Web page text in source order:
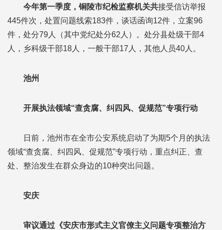
今年第一季度，铜陵市纪检监察机关共接受信访举报
445件次，处置问题线索183件，谈话函询12件，立案96
件，处分79人（其中党纪处分62人）。处分县处级干部4
人，乡科级干部18人，一般干部17人，其他人员40人。
池州
开展执法领域“查贪腐、纠四风、促规范”专项行动
日前，池州市在全市公安系统启动了为期5个月的执法
领域“查贪腐、纠四风、促规范”专项行动，重点纠正、查
处、整治发生在群众身边的10种突出问题。
安庆
审议通过《安庆市形式主义官僚主义问题专项整治方